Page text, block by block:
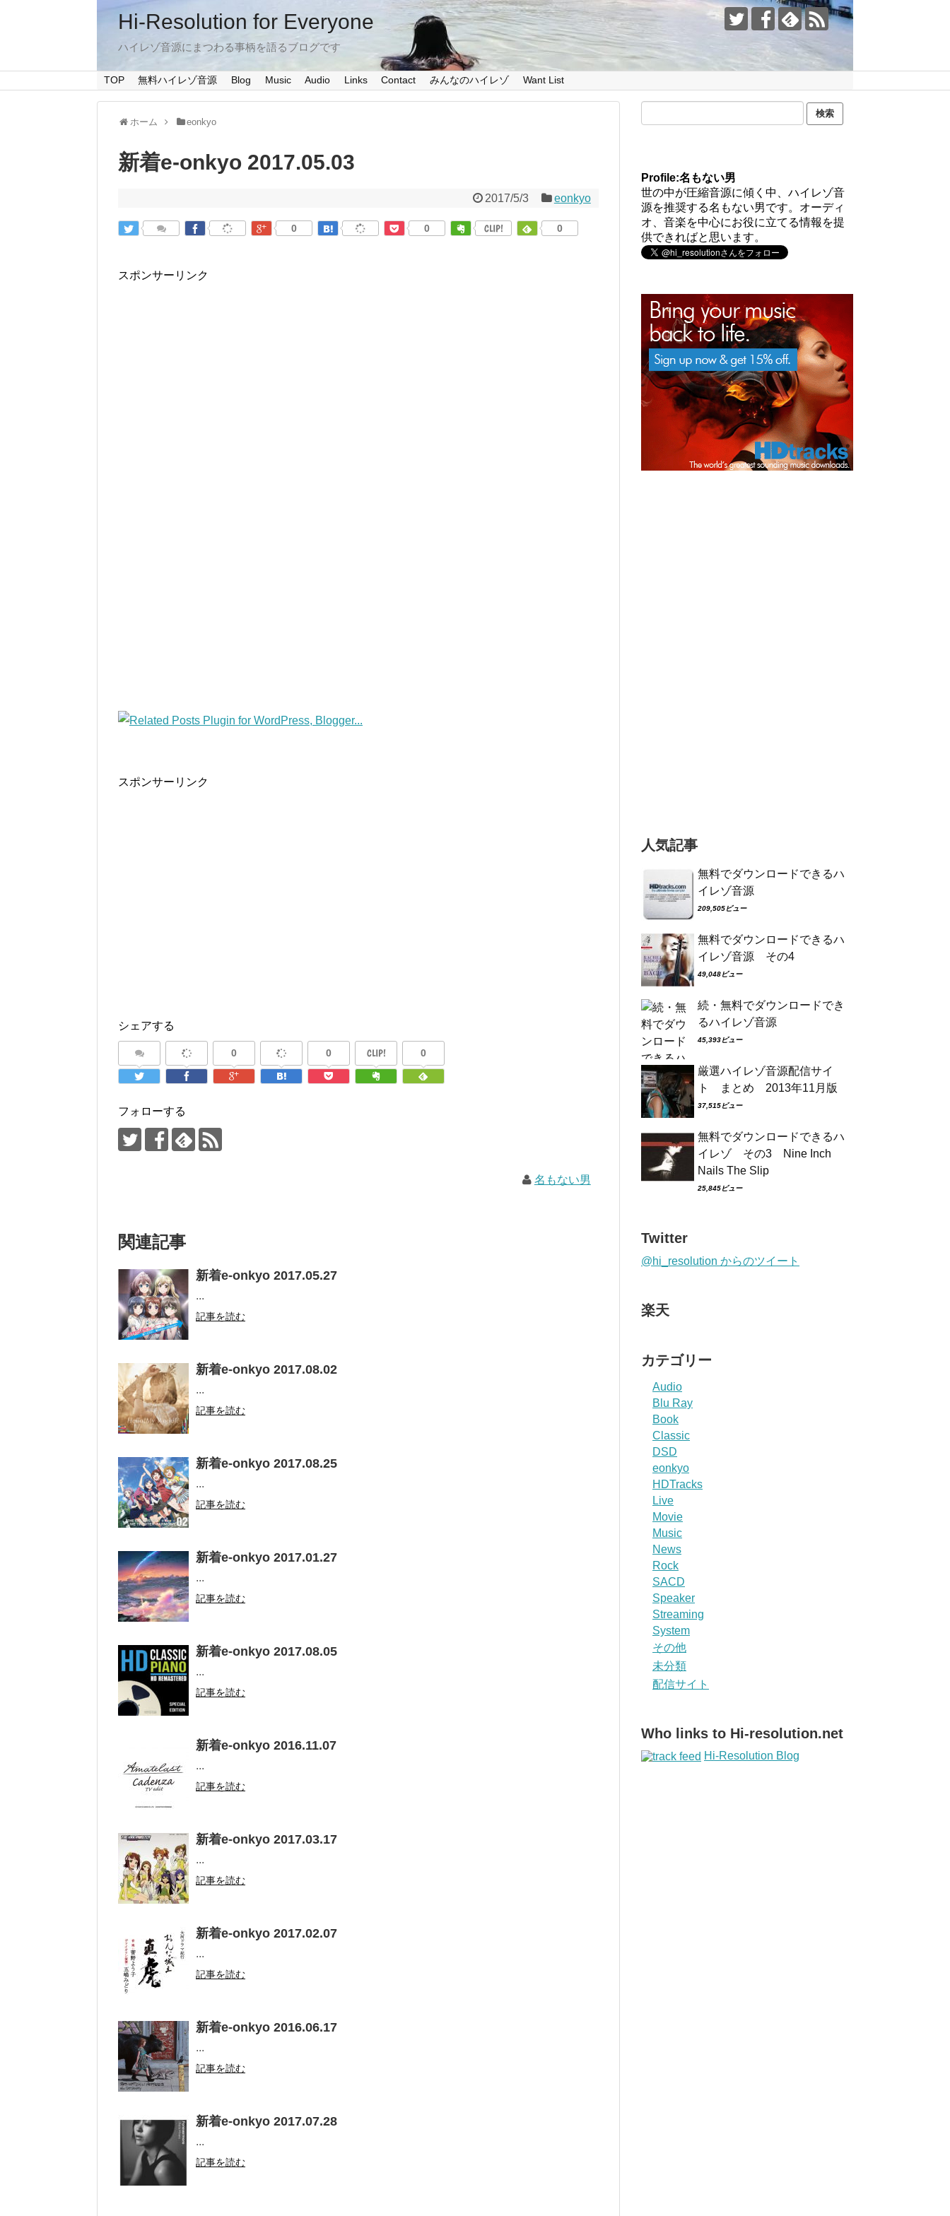
Hi-Resolution for Everyone
ハイレゾ音源にまつわる事柄を語るブログです
TOP 無料ハイレゾ音源 Blog Music Audio Links Contact みんなのハイレゾ Want List
ホーム eonkyo
新着e-onkyo 2017.05.03
2017/5/3 eonkyo
0 0 CLIP! 0
スポンサーリンク
スポンサーリンク
シェアする
0 0 CLIP! 0
フォローする
名もない男
関連記事
新着e-onkyo 2017.05.27
...
記事を読む
新着e-onkyo 2017.08.02
...
記事を読む
新着e-onkyo 2017.08.25
...
記事を読む
新着e-onkyo 2017.01.27
...
記事を読む
新着e-onkyo 2017.08.05
...
記事を読む
新着e-onkyo 2016.11.07
...
記事を読む
新着e-onkyo 2017.03.17
...
記事を読む
新着e-onkyo 2017.02.07
...
記事を読む
新着e-onkyo 2016.06.17
...
記事を読む
新着e-onkyo 2017.07.28
...
記事を読む
Profile:名もない男
世の中が圧縮音源に傾く中、ハイレゾ音
源を推奨する名もない男です。オーディ
オ、音楽を中心にお役に立てる情報を提
供できればと思います。
人気記事
無料でダウンロードできるハ
イレゾ音源
209,505ビュー
無料でダウンロードできるハ
イレゾ音源 その4
49,048ビュー
続・無料でダウンロードでき
るハイレゾ音源
45,393ビュー
厳選ハイレゾ音源配信サイ
ト まとめ 2013年11月版
37,515ビュー
無料でダウンロードできるハ
イレゾ その3 Nine Inch
Nails The Slip
25,845ビュー
Twitter
@hi_resolution からのツイート
楽天
カテゴリー
Audio
Blu Ray
Book
Classic
DSD
eonkyo
HDTracks
Live
Movie
Music
News
Rock
SACD
Speaker
Streaming
System
その他
未分類
配信サイト
Who links to Hi-resolution.net
Hi-Resolution Blog